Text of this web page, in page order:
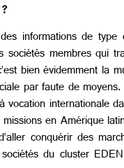
informations de type
membres qui
bien évidemment la
par faute de
internationale
en Amérique
conquérir des
du cluster